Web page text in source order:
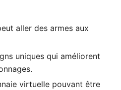
aller des armes aux
uniques qui améliorent
virtuelle pouvant être